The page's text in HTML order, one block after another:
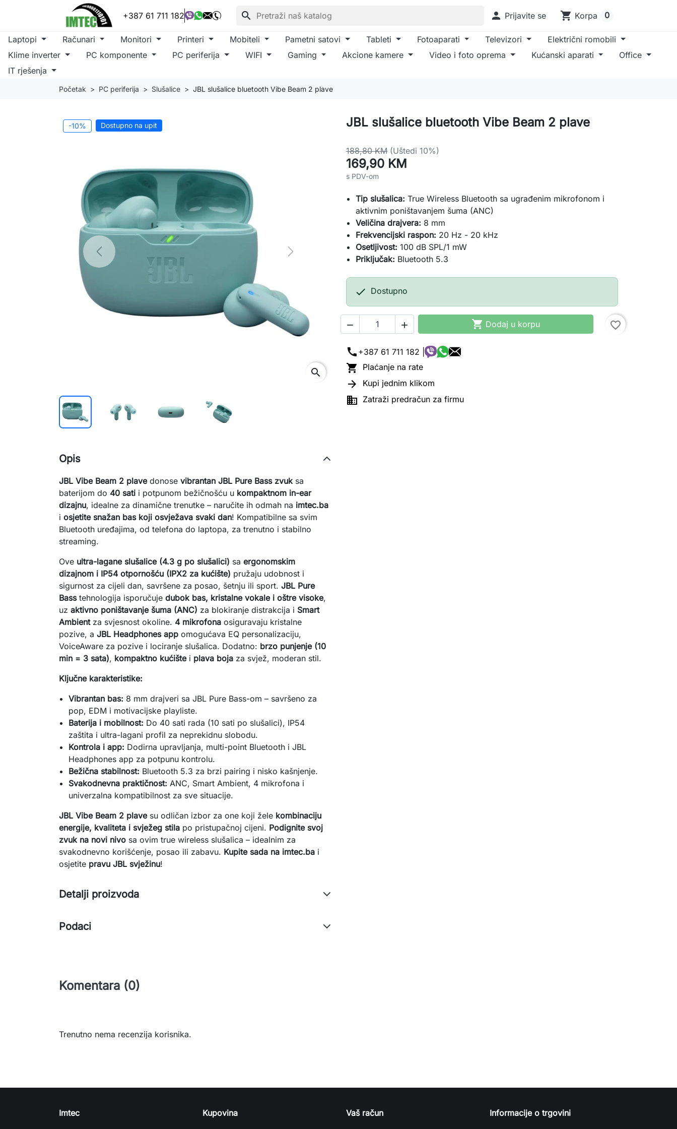
+387 61 711 182 search  Prijavite se shopping_cart Korpa 0
Laptopi Računari Monitori Printeri Mobiteli Pametni satovi Tableti Fotoaparati Televizori
Električni romobili
Klime inverter
PC komponente PC periferija WIFI Gaming Akcione kamere Video i foto oprema Kućanski aparati
Office
IT rješenja
Početak PC periferija Slušalice JBL slušalice bluetooth Vibe Beam 2 plave
-10% Dostupno na upit
Previous Next
search
JBL slušalice bluetooth Vibe Beam 2 plave
188,80 KM (Uštedi 10%)
169,90 KM
s PDV-om
Tip slušalica: True Wireless Bluetooth sa ugrađenim mikrofonom i
aktivnim poništavanjem šuma (ANC)
Veličina drajvera: 8 mm
Frekvencijski raspon: 20 Hz - 20 kHz
Osetljivost: 100 dB SPL/1 mW
Priključak: Bluetooth 5.3
 Dostupno
   Dodaj u korpu favorite_border
call +387 61 711 182 |
 Plaćanje na rate
 Kupi jednim klikom
 Zatraži predračun za firmu
Opis
JBL Vibe Beam 2 plave donose vibrantan JBL Pure Bass zvuk sa
baterijom do 40 sati i potpunom bežičnošću u kompaktnom in-ear
dizajnu, idealne za dinamične trenutke – naručite ih odmah na imtec.ba
i osjetite snažan bas koji osvježava svaki dan! Kompatibilne sa svim
Bluetooth uređajima, od telefona do laptopa, za trenutno i stabilno
streaming.
Ove ultra-lagane slušalice (4.3 g po slušalici) sa ergonomskim
dizajnom i IP54 otpornošću (IPX2 za kućište) pružaju udobnost i
sigurnost za cijeli dan, savršene za posao, šetnju ili sport. JBL Pure
Bass tehnologija isporučuje dubok bas, kristalne vokale i oštre visoke,
uz aktivno poništavanje šuma (ANC) za blokiranje distrakcija i Smart
Ambient za svjesnost okoline. 4 mikrofona osiguravaju kristalne
pozive, a JBL Headphones app omogućava EQ personalizaciju,
VoiceAware za pozive i lociranje slušalica. Dodatno: brzo punjenje (10
min = 3 sata), kompaktno kućište i plava boja za svjež, moderan stil.
Ključne karakteristike:
Vibrantan bas: 8 mm drajveri sa JBL Pure Bass-om – savršeno za
pop, EDM i motivacijske playliste.
Baterija i mobilnost: Do 40 sati rada (10 sati po slušalici), IP54
zaštita i ultra-lagani profil za neprekidnu slobodu.
Kontrola i app: Dodirna upravljanja, multi-point Bluetooth i JBL
Headphones app za potpunu kontrolu.
Bežična stabilnost: Bluetooth 5.3 za brzi pairing i nisko kašnjenje.
Svakodnevna praktičnost: ANC, Smart Ambient, 4 mikrofona i
univerzalna kompatibilnost za sve situacije.
JBL Vibe Beam 2 plave su odličan izbor za one koji žele kombinaciju
energije, kvaliteta i svježeg stila po pristupačnoj cijeni. Podignite svoj
zvuk na novi nivo sa ovim true wireless slušalica – idealnim za
svakodnevno korišćenje, posao ili zabavu. Kupite sada na imtec.ba i
osjetite pravu JBL svježinu!
Detalji proizvoda
Podaci
Komentara (0)
Trenutno nema recenzija korisnika.
Imtec Kupovina Vaš račun Informacije o trgovini